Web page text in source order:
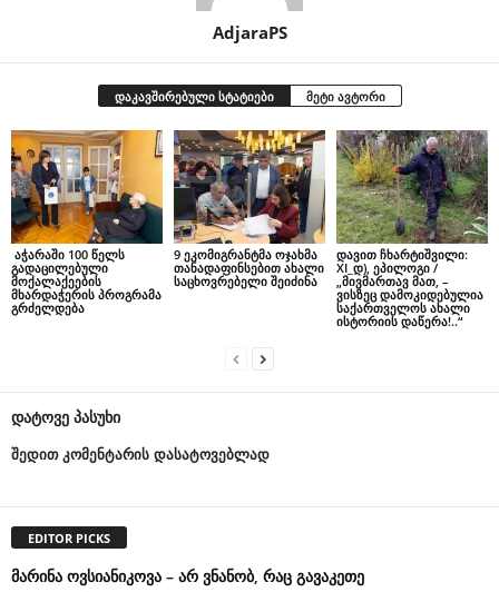
AdjaraPS
დაკავშირებული სტატიები მეტი ავტორი
აჭარაში 100 წელს
გადაცილებული
მოქალაქეების
მხარდაჭერის პროგრამა
გრძელდება
9 ეკომიგრანტმა ოჯახმა
თანადაფინსებით ახალი
საცხოვრებელი შეიძინა
დავით ჩხარტიშვილი:
XI_დ), ეპილოგი /
„მივმართავ მათ, –
ვისზეც დამოკიდებულია
საქართველოს ახალი
ისტორიის დაწერა!..“
დატოვე პასუხი
შედით კომენტარის დასატოვებლად
EDITOR PICKS
მარინა ოვსიანიკოვა – არ ვნანობ, რაც გავაკეთე